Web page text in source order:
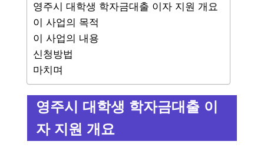
영주시 대학생 학자금대출 이자 지원 개요
이 사업의 목적
이 사업의 내용
신청방법
마치며
영주시 대학생 학자금대출 이
자 지원 개요